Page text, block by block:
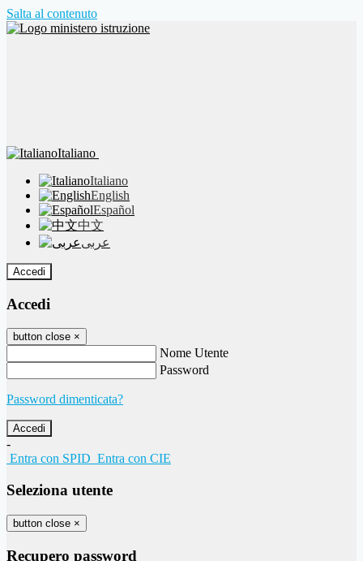
Salta al contenuto
Italiano
Italiano
English
Español
中文
عربى
Accedi
Accedi
button close ×
Nome Utente
Password
Password dimenticata?
-
Entra con SPID Entra con CIE
Seleziona utente
button close ×
Recupero password